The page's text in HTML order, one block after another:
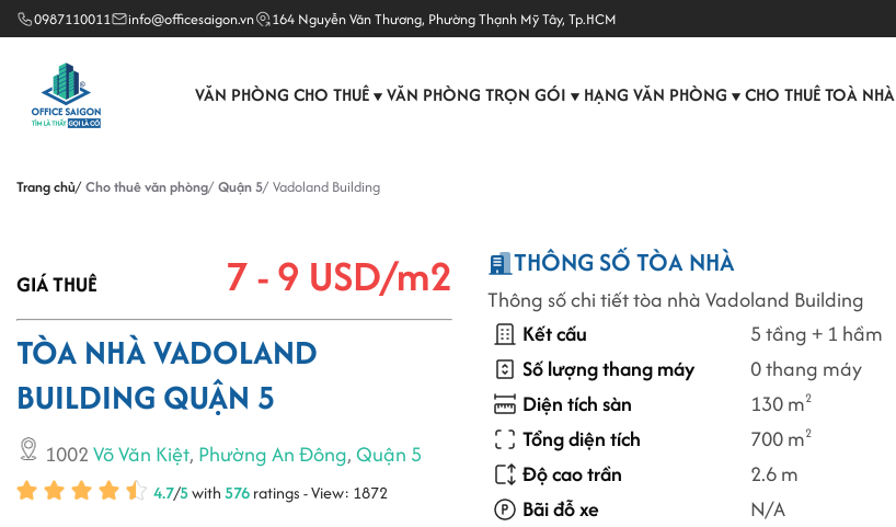
0987110011 info@officesaigon.vn 164 Nguyễn Văn Thương, Phường Thạnh Mỹ Tây, Tp.HCM
VĂN PHÒNG CHO THUÊ ▼ VĂN PHÒNG TRỌN GÓI ▼ HẠNG VĂN PHÒNG ▼ CHO THUÊ TOÀ NHÀ
Trang chủ Cho thuê văn phòng Quận 5 Vadoland Building
GIÁ THUÊ 7 - 9 USD/m2
TÒA NHÀ VADOLAND
BUILDING QUẬN 5
1002Võ Văn Kiệt, Phường An Đông,Quận 5
4.7/5with576ratings - View: 1872
THÔNG SỐ TÒA NHÀ
Thông số chi tiết tòa nhà Vadoland Building
Kết cấu
5 tầng + 1 hầm
Số lượng thang máy
0 thang máy
Diện tích sàn
130 m2
Tổng diện tích
700 m2
Độ cao trần
2.6 m
Bãi đỗ xe
N/A